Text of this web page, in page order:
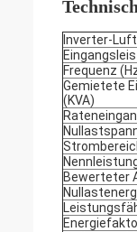
Inverter-
Frequenz
Gemietete
(KVA)
Bewerteter